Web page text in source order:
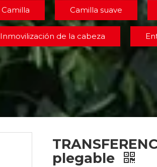
Camilla Camilla suave
Inmovilización de la cabeza
plegable